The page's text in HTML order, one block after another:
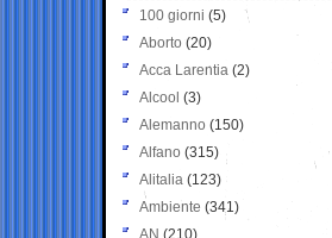
100 giorni (5)
Aborto (20)
Acca Larentia (2)
Alcool (3)
Alemanno (150)
Alfano (315)
Alitalia (123)
Ambiente (341)
AN (210)